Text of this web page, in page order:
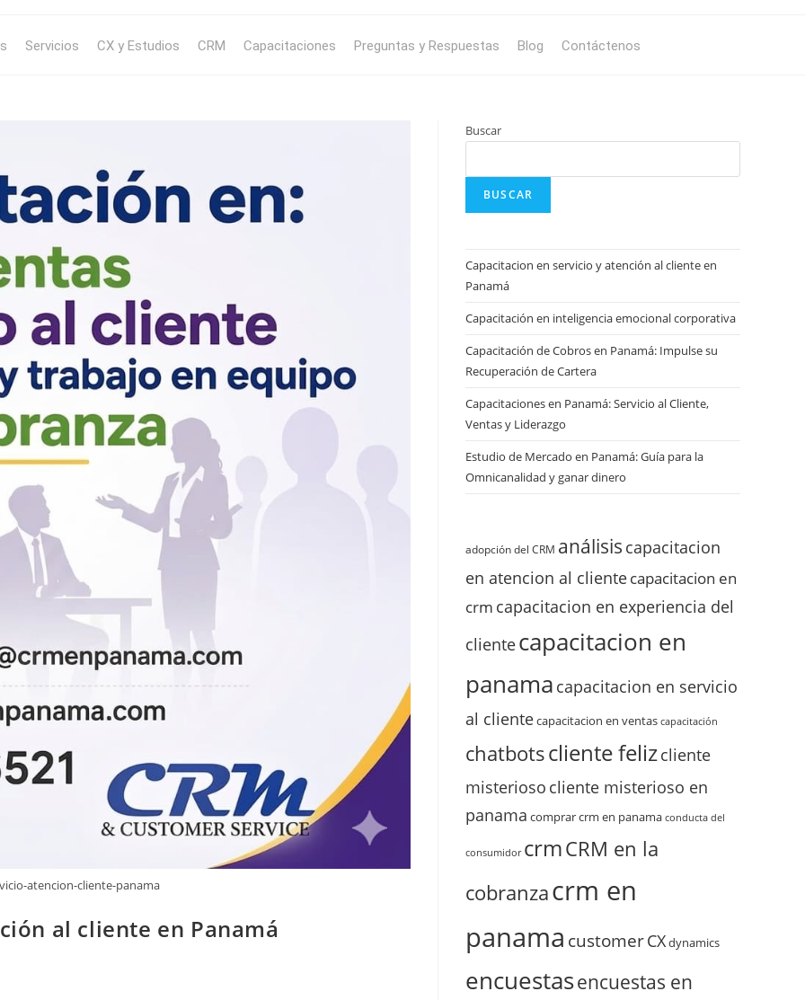
Servicios CX y Estudios CRM Capacitaciones Preguntas y Respuestas Blog Contáctenos
atencion-cliente-panama
al cliente en Panamá
Buscar
BUSCAR
Capacitacion en servicio y atención al cliente en
Panamá
Capacitación en inteligencia emocional corporativa
Capacitación de Cobros en Panamá: Impulse su
Recuperación de Cartera
Capacitaciones en Panamá: Servicio al Cliente,
Ventas y Liderazgo
Estudio de Mercado en Panamá: Guía para la
Omnicanalidad y ganar dinero
adopción del CRM análisis capacitacion
en atencion al clientecapacitacion en
crm capacitacion en experiencia del
clientecapacitacion en
panama capacitacion en servicio
al clientecapacitacion en ventas capacitación
chatbotscliente felizcliente
misterioso cliente misterioso en
panama comprar crm en panama conducta del
consumidor crmCRM en la
cobranzacrm en
panama customerCXdynamics
encuestasencuestas en